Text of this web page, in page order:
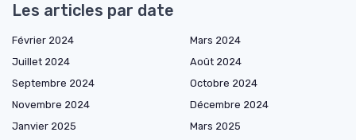
Les articles par date
Février 2024
Mars 2024
Juillet 2024
Août 2024
Septembre 2024
Octobre 2024
Novembre 2024
Décembre 2024
Janvier 2025
Mars 2025